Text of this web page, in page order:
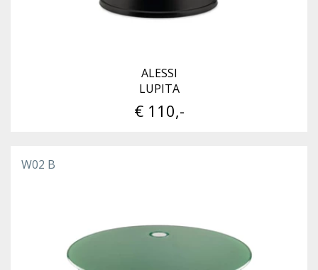
ALESSI
LUPITA
€ 110,-
W02 B